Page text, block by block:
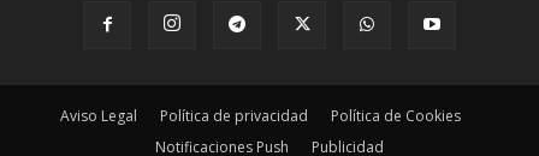
Aviso Legal Política de privacidad
Política de Cookies
Notificaciones Push
Publicidad